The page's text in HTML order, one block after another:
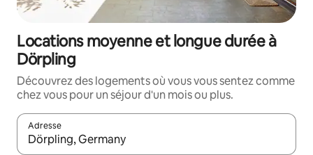
Locations moyenne et longue durée à
Dörpling
Découvrez des logements où vous vous sentez comme
chez vous pour un séjour d'un mois ou plus.
Adresse
Lorsque les résultats s'affichent, utilisez les flèches vers le